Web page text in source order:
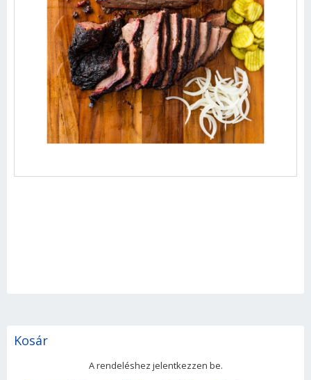
Kosár
A rendeléshez jelentkezzen be.